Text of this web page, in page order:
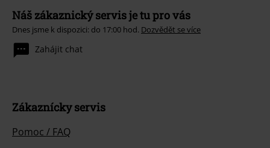
Náš zákaznický servis je tu pro vás
Dnes jsme k dispozici: do 17:00 hod. Dozvědět se více
Zahájit chat
Zákaznícky servis
Pomoc / FAQ